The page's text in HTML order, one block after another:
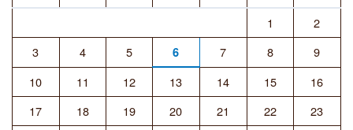
1
2
3
4 5 6 7 8
9
10
11 12 13 14 15
16
17
18 19 20 21 22
23